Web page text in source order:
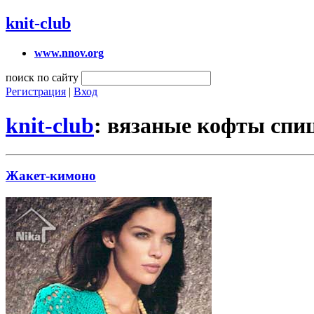
knit-club
www.nnov.org
поиск по сайту
Регистрация | Вход
knit-club: вязаные кофты
Жакет-кимоно